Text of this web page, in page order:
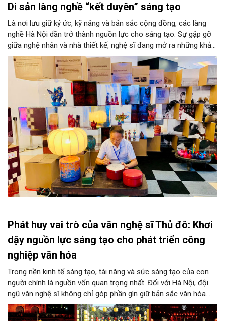
Di sản làng nghề “kết duyên” sáng tạo
Là nơi lưu giữ ký ức, kỹ năng và bản sắc cộng đồng, các làng
nghề Hà Nội dần trở thành nguồn lực cho sáng tạo. Sự gặp gỡ
giữa nghệ nhân và nhà thiết kế, nghệ sĩ đang mở ra những khả
năng phát triển mới cho thủ công đương đại trên nền tảng di
sản. Từ những cuộc “kết duyên” đầy cảm hứng ấy, Hà Nội đang
khơi thông mạch ngầm của hệ sinh thái thủ công, biến vốn cổ
thành động lực bền vững cho tương lai.
Phát huy vai trò của văn nghệ sĩ Thủ đô: Khơi
dậy nguồn lực sáng tạo cho phát triển công
nghiệp văn hóa
Trong nền kinh tế sáng tạo, tài năng và sức sáng tạo của con
người chính là nguồn vốn quan trọng nhất. Đối với Hà Nội, đội
ngũ văn nghệ sĩ không chỉ góp phần gìn giữ bản sắc văn hóa
mà còn giữ vai trò trung tâm trong quá trình hình thành các sản
phẩm công nghiệp văn hóa có giá trị. Khơi dậy, phát huy và tạo